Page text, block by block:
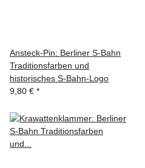
Ansteck-Pin: Berliner S-Bahn
Traditionsfarben und
historisches S-Bahn-Logo
9,80 € *